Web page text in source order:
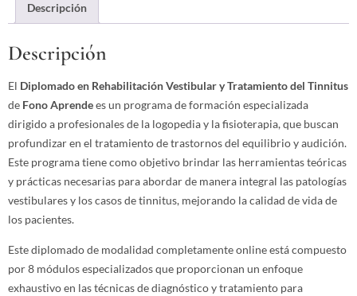
Descripción
Descripción
El Diplomado en Rehabilitación Vestibular y Tratamiento del Tinnitus
de Fono Aprendees un programa de formación especializada
dirigido a profesionales de la logopedia y la fisioterapia, que buscan
profundizar en el tratamiento de trastornos del equilibrio y audición.
Este programa tiene como objetivo brindar las herramientas teóricas
y prácticas necesarias para abordar de manera integral las patologías
vestibulares y los casos de tinnitus, mejorando la calidad de vida de
los pacientes.
Este diplomado de modalidad completamente online está compuesto
por 8 módulos especializados que proporcionan un enfoque
exhaustivo en las técnicas de diagnóstico y tratamiento para